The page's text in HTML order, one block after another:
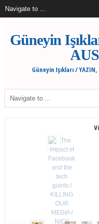
Güneyin
Güneyin Işıkları /